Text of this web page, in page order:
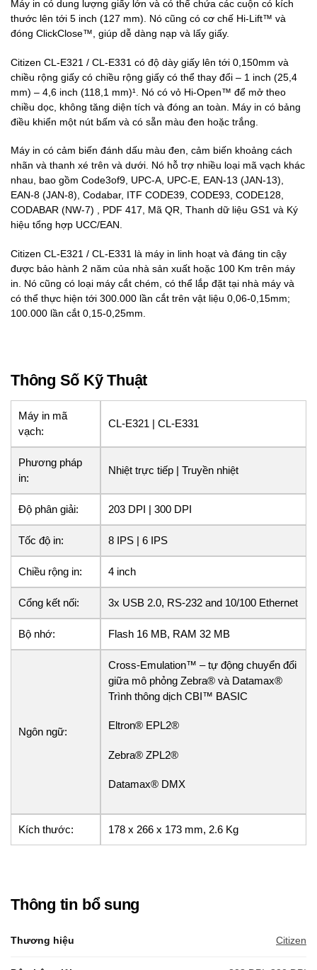
Máy in có dung lượng giấy lớn và có thể chứa các cuộn có kích
thước lên tới 5 inch (127 mm). Nó cũng có cơ chế Hi-Lift™ và
đóng ClickClose™, giúp dễ dàng nạp và lấy giấy.
Citizen CL-E321 / CL-E331 có độ dày giấy lên tới 0,150mm và
chiều rộng giấy có chiều rộng giấy có thể thay đổi – 1 inch (25,4
mm) – 4,6 inch (118,1 mm)¹. Nó có vỏ Hi-Open™ để mở theo
chiều dọc, không tăng diện tích và đóng an toàn. Máy in có bảng
điều khiển một nút bấm và có sẵn màu đen hoặc trắng.
Máy in có cảm biến đánh dấu màu đen, cảm biến khoảng cách
nhãn và thanh xé trên và dưới. Nó hỗ trợ nhiều loại mã vạch khác
nhau, bao gồm Code3of9, UPC-A, UPC-E, EAN-13 (JAN-13),
EAN-8 (JAN-8), Codabar, ITF CODE39, CODE93, CODE128,
CODABAR (NW-7) , PDF 417, Mã QR, Thanh dữ liệu GS1 và Ký
hiệu tổng hợp UCC/EAN.
Citizen CL-E321 / CL-E331 là máy in linh hoạt và đáng tin cậy
được bảo hành 2 năm của nhà sản xuất hoặc 100 Km trên máy
in. Nó cũng có loại máy cắt chém, có thể lắp đặt tại nhà máy và
có thể thực hiện tới 300.000 lần cắt trên vật liệu 0,06-0,15mm;
100.000 lần cắt 0,15-0,25mm.
Thông Số Kỹ Thuật
Máy in mã
vạch:
CL-E321 | CL-E331
Phương pháp
in:
Nhiệt trực tiếp | Truyền nhiệt
Độ phân giải: 203 DPI | 300 DPI
Tốc độ in: 8 IPS | 6 IPS
Chiều rộng in: 4 inch
Cổng kết nối: 3x USB 2.0, RS-232 and 10/100 Ethernet
Bộ nhớ: Flash 16 MB, RAM 32 MB
Ngôn ngữ:
Cross-Emulation™ – tự động chuyển đổi
giữa mô phỏng Zebra® và Datamax®
Trình thông dịch CBI™ BASIC
Eltron® EPL2®
Zebra® ZPL2®
Datamax® DMX
Kích thước: 178 x 266 x 173 mm, 2.6 Kg
Thông tin bổ sung
Thương hiệu Citizen